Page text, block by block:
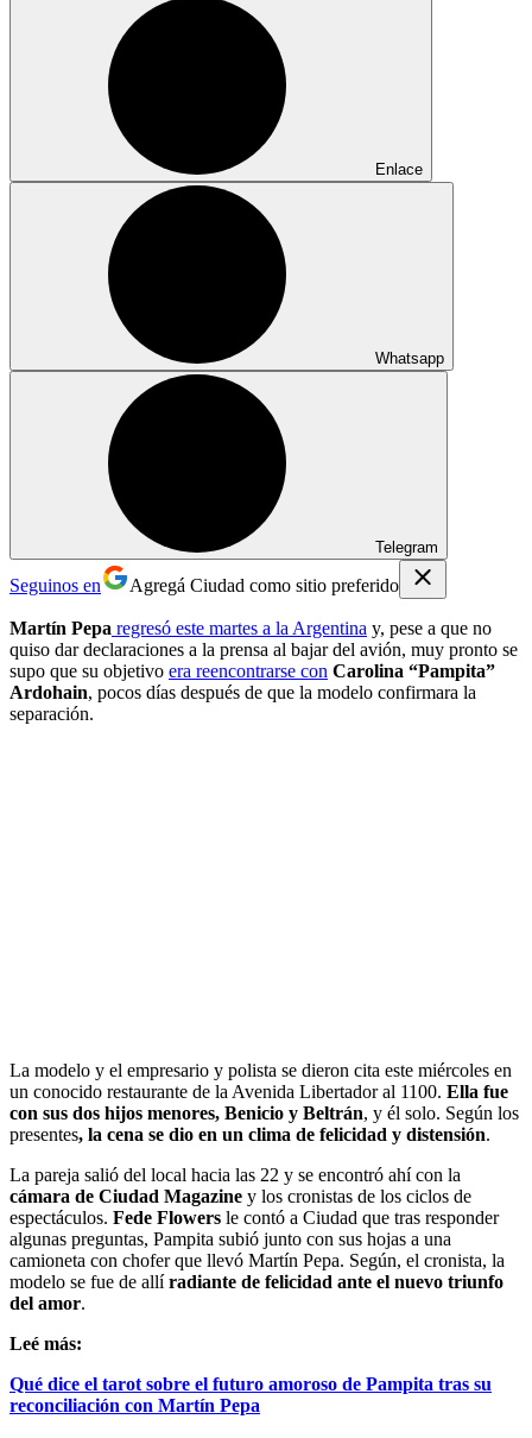
Enlace
Whatsapp
Telegram
Seguinos en Agregá Ciudad como sitio preferido
Martín Pepa regresó este martes a la Argentina y, pese a que no
quiso dar declaraciones a la prensa al bajar del avión, muy pronto se
supo que su objetivo era reencontrarse con Carolina “Pampita”
Ardohain, pocos días después de que la modelo confirmara la
separación.
La modelo y el empresario y polista se dieron cita este miércoles en
un conocido restaurante de la Avenida Libertador al 1100. Ella fue
con sus dos hijos menores, Benicio y Beltrán, y él solo. Según los
presentes, la cena se dio en un clima de felicidad y distensión.
La pareja salió del local hacia las 22 y se encontró ahí con la
cámara de Ciudad Magazine y los cronistas de los ciclos de
espectáculos. Fede Flowers le contó a Ciudad que tras responder
algunas preguntas, Pampita subió junto con sus hojas a una
camioneta con chofer que llevó Martín Pepa. Según, el cronista, la
modelo se fue de allíradiante de felicidad ante el nuevo triunfo
del amor.
Leé más:
Qué dice el tarot sobre el futuro amoroso de Pampita tras su
reconciliación con Martín Pepa